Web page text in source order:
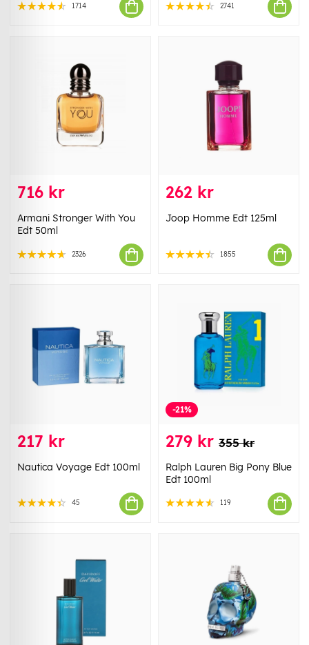
1714 2741
716 kr
Armani Stronger With You
Edt 50ml
2326
262 kr
Joop Homme Edt 125ml
1855
217 kr
Nautica Voyage Edt 100ml
45
-21%
279 kr 355 kr
Ralph Lauren Big Pony Blue
Edt 100ml
119